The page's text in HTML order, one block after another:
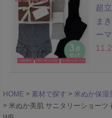
超
ま
ー
HOME 素材で探す
米ぬか保湿
米ぬか美肌 サニタリーショーツ